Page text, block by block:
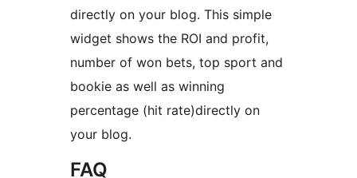
directly on your blog. This simple
widget shows the ROI and profit,
number of won bets, top sport and
bookie as well as winning
percentage (hit rate)directly on
your blog.
FAQ